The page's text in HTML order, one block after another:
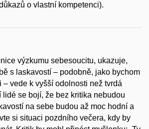
o vlastní kompetenci).
výzkumu sebesoucitu, ukazuje,
s laskavostí – podobně, jako bychom
– vede k vyšší odolnosti než tvrdá
lidé se bojí, že bez kritika nebudou
na sebe budou až moc hodní a
si situaci pozdního večera, kdy by